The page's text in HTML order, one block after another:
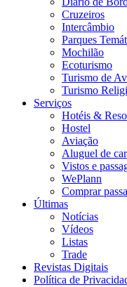
Cruzeiros
Intercâmbio
Parques
Mochilão
Ecoturismo
Turismo de
Turismo
Serviços
Hotéis &
Hostel
Aviação
Aluguel de
Vistos e
WePlann
Comprar
Últimas
Notícias
Vídeos
Listas
Trade
Revistas Digitais
Política de